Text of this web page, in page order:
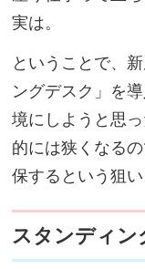
実は。
ということで、
ングデスク」を
境にしようと思
的には狭くなる
保するという狙い
スタンディン